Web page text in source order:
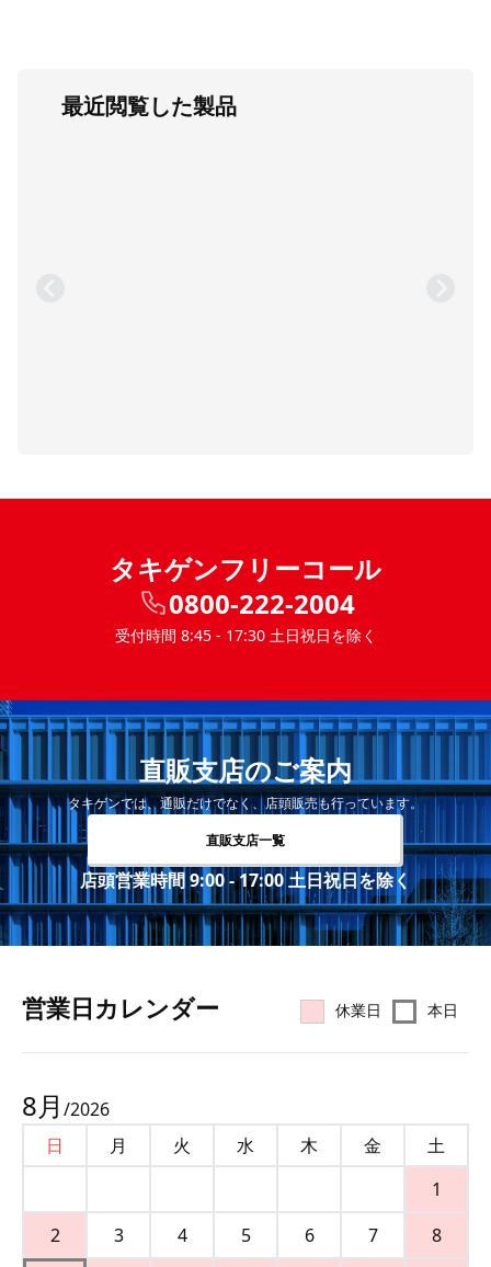
最近閲覧した製品
タキゲンフリーコール
0800-222-2004
受付時間 8:45 - 17:30 土日祝日を除く
直販支店のご案内
タキゲンでは、通販だけでなく、店頭販売も行っています。
直販支店一覧
店頭営業時間 9:00 - 17:00 土日祝日を除く
営業⽇カレンダー 休業日 本日
8月 /2026
日
月 火 水 木 金
土
1
2
3 4 5 6 7
8